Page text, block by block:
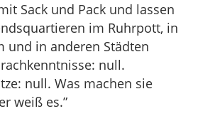
Sack und Pack und lassen
im Ruhrpott, in
und in anderen Städten
null.
null. Was machen sie
weiß es.”